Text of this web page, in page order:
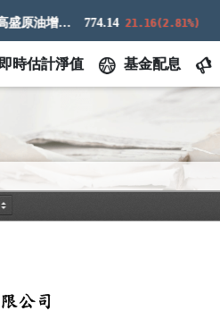
標普高盛原油增強超額回報指數 774.14 21.16(2.81%)
即時估計淨值 基金配息